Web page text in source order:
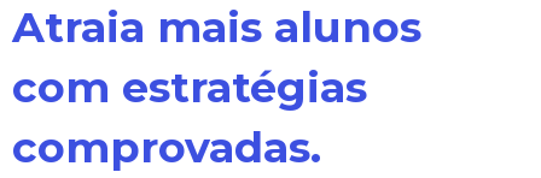
Atraia mais alunos
com estratégias
comprovadas.